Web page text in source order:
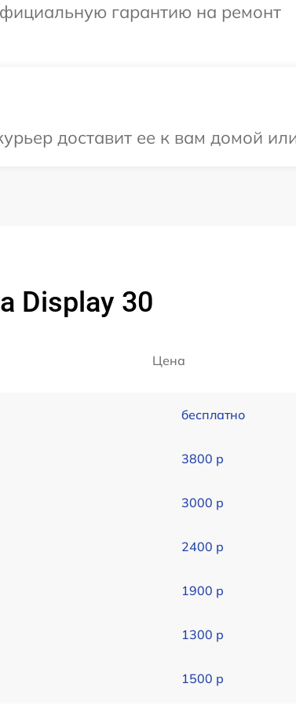
гарантию на ремонт
доставит ее к вам домой
Display 30
Цена
бесплатно
3800 р
3000 р
2400 р
1900 р
1300 р
1500 р